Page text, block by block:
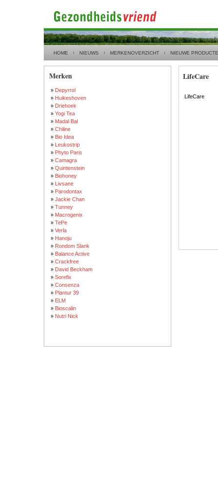
HOME NIEUWS MERKENOVERZICHT NIEUWE
Merken
» Depyrrol
» Huikeshoven
» Driehoek
» Yogi Tea
» Madal Bal
» Chiline
» Bio Idea
» Leukostrip
» Phyto Paris
» Camagra
» Quintenstein
» Biohoney
» Livsane
» Parodontax
» Jackie Chan
» Tunney
» Macrogenix
» TePe
» Verla
» Hanoju
» Rondom Slank
» Balance Active
» Crackfree
» David Beckham
» Sorefix
» Consenza
» Plantur 39
» ELM
» Bioscalin
» Nutri Nick
LifeCare
LifeCare